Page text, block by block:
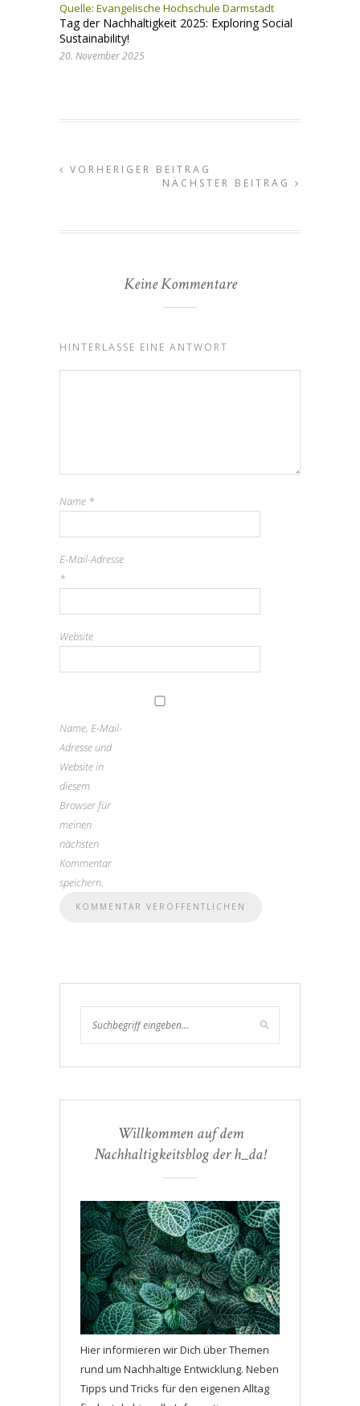
Quelle: Evangelische Hochschule Darmstadt
Tag der Nachhaltigkeit 2025: Exploring Social
Sustainability!
20. November 2025
VORHERIGER BEITRAG
NÄCHSTER BEITRAG
Keine Kommentare
HINTERLASSE EINE ANTWORT
Name *
E-Mail-Adresse
*
Website
Name, E-Mail-
Adresse und
Website in
diesem
Browser für
meinen
nächsten
Kommentar
speichern.
Willkommen auf dem
Nachhaltigkeitsblog der h_da!
Hier informieren wir Dich über Themen
rund um Nachhaltige Entwicklung. Neben
Tipps und Tricks für den eigenen Alltag